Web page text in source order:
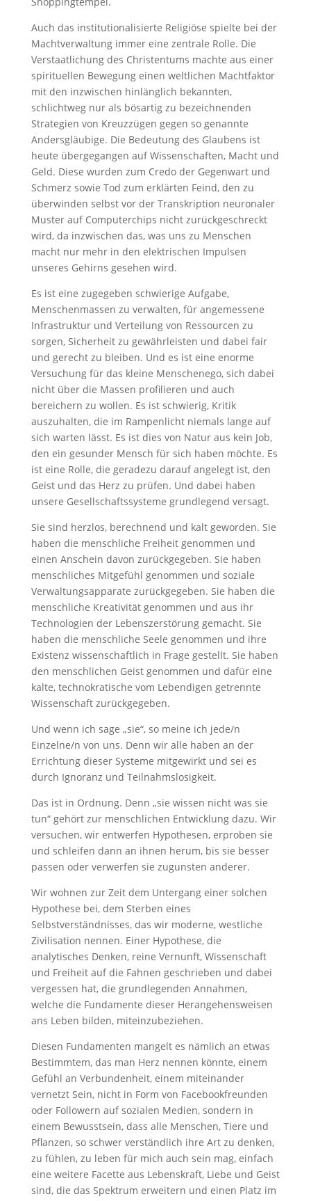
Auch das institutionalisierte Religiöse spielte bei der
Machtverwaltung immer eine zentrale Rolle. Die
Verstaatlichung des Christentums machte aus einer
spirituellen Bewegung einen weltlichen Machtfaktor
mit den inzwischen hinlänglich bekannten,
schlichtweg nur als bösartig zu bezeichnenden
Strategien von Kreuzzügen gegen so genannte
Andersgläubige. Die Bedeutung des Glaubens ist
heute übergegangen auf Wissenschaften, Macht und
Geld. Diese wurden zum Credo der Gegenwart und
Schmerz sowie Tod zum erklärten Feind, den zu
überwinden selbst vor der Transkription neuronaler
Muster auf Computerchips nicht zurückgeschreckt
wird, da inzwischen das, was uns zu Menschen
macht nur mehr in den elektrischen Impulsen
unseres Gehirns gesehen wird.
Es ist eine zugegeben schwierige Aufgabe,
Menschenmassen zu verwalten, für angemessene
Infrastruktur und Verteilung von Ressourcen zu
sorgen, Sicherheit zu gewährleisten und dabei fair
und gerecht zu bleiben. Und es ist eine enorme
Versuchung für das kleine Menschenego, sich dabei
nicht über die Massen profilieren und auch
bereichern zu wollen. Es ist schwierig, Kritik
auszuhalten, die im Rampenlicht niemals lange auf
sich warten lässt. Es ist dies von Natur aus kein Job,
den ein gesunder Mensch für sich haben möchte. Es
ist eine Rolle, die geradezu darauf angelegt ist, den
Geist und das Herz zu prüfen. Und dabei haben
unsere Gesellschaftssysteme grundlegend versagt.
Sie sind herzlos, berechnend und kalt geworden. Sie
haben die menschliche Freiheit genommen und
einen Anschein davon zurückgegeben. Sie haben
menschliches Mitgefühl genommen und soziale
Verwaltungsapparate zurückgegeben. Sie haben die
menschliche Kreativität genommen und aus ihr
Technologien der Lebenszerstörung gemacht. Sie
haben die menschliche Seele genommen und ihre
Existenz wissenschaftlich in Frage gestellt. Sie haben
den menschlichen Geist genommen und dafür eine
kalte, technokratische vom Lebendigen getrennte
Wissenschaft zurückgegeben.
Und wenn ich sage „sie“, so meine ich jede/n
Einzelne/n von uns. Denn wir alle haben an der
Errichtung dieser Systeme mitgewirkt und sei es
durch Ignoranz und Teilnahmslosigkeit.
Das ist in Ordnung. Denn „sie wissen nicht was sie
tun“ gehört zur menschlichen Entwicklung dazu. Wir
versuchen, wir entwerfen Hypothesen, erproben sie
und schleifen dann an ihnen herum, bis sie besser
passen oder verwerfen sie zugunsten anderer.
Wir wohnen zur Zeit dem Untergang einer solchen
Hypothese bei, dem Sterben eines
Selbstverständnisses, das wir moderne, westliche
Zivilisation nennen. Einer Hypothese, die
analytisches Denken, reine Vernunft, Wissenschaft
und Freiheit auf die Fahnen geschrieben und dabei
vergessen hat, die grundlegenden Annahmen,
welche die Fundamente dieser Herangehensweisen
ans Leben bilden, miteinzubeziehen.
Diesen Fundamenten mangelt es nämlich an etwas
Bestimmtem, das man Herz nennen könnte, einem
Gefühl an Verbundenheit, einem miteinander
vernetzt Sein, nicht in Form von Facebookfreunden
oder Followern auf sozialen Medien, sondern in
einem Bewusstsein, dass alle Menschen, Tiere und
Pflanzen, so schwer verständlich ihre Art zu denken,
zu fühlen, zu leben für mich auch sein mag, einfach
eine weitere Facette aus Lebenskraft, Liebe und Geist
sind, die das Spektrum erweitern und einen Platz im